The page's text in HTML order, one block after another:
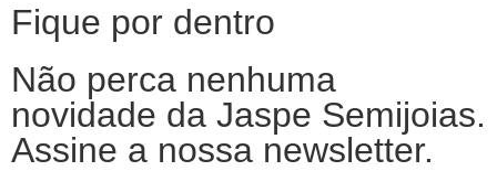
Fique por dentro
Não perca nenhuma
novidade da Jaspe Semijoias.
Assine a nossa newsletter.